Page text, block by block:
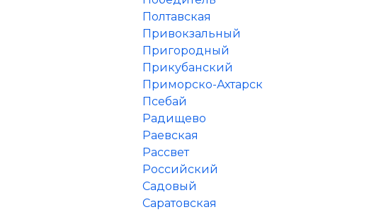
Полтавская
Привокзальный
Пригородный
Прикубанский
Приморско-Ахтарск
Псебай
Радищево
Раевская
Рассвет
Российский
Садовый
Саратовская